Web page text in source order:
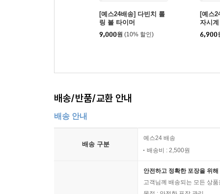
[예스24배송] 다빈치 롤
링 볼 타이머
9,000원 (10% 할인)
[예스
자시계
6,900
배송/반품/교환 안내
배송 안내
배송 구분
예스24 배송
배송비 : 2,500원
안전하고 정확한 포장을 위
고객님께 배송되는 모든 상